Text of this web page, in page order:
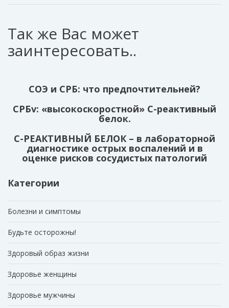
Так же Вас может
заинтересовать..
СОЭ и СРБ: что предпочтительней?
СРБv: «высокоскоростной» С-реактивный
белок.
С-РЕАКТИВНЫЙ БЕЛОК – в лабораторной
диагностике острых воспалений и в
оценке рисков сосудистых патологий
Категории
Болезни и симптомы
Будьте осторожны!
Здоровый образ жизни
Здоровье женщины
Здоровье мужчины